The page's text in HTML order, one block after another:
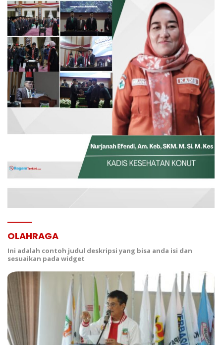
OLAHRAGA
Ini adalah contoh judul deskripsi yang bisa anda isi dan
sesuaikan pada widget